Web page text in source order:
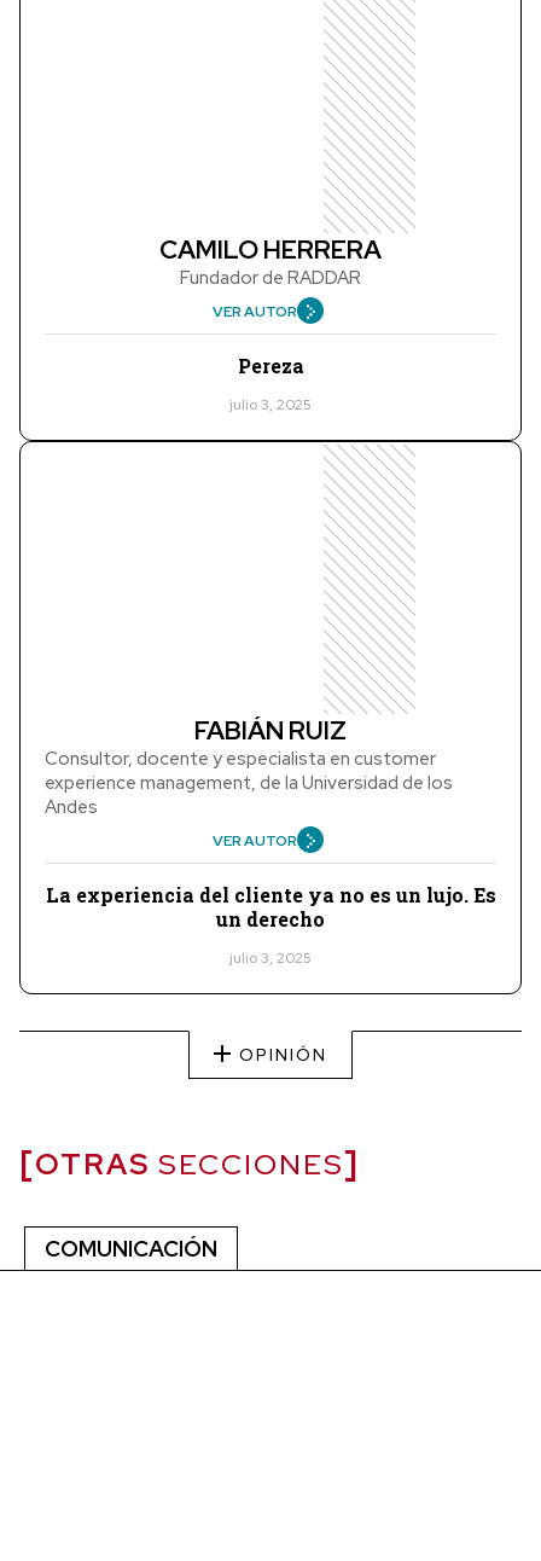
CAMILO HERRERA
Fundador de RADDAR
VER AUTOR
Pereza
julio 3, 2025
FABIÁN RUIZ
Consultor, docente y especialista en customer
experience management, de la Universidad de los
Andes
VER AUTOR
La experiencia del cliente ya no es un lujo. Es
un derecho
julio 3, 2025
OPINIÓN
OTRAS SECCIONES
COMUNICACIÓN